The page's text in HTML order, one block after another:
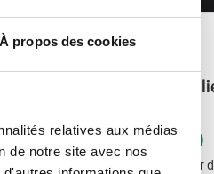
À propos des cookies
relatives aux médias
de notre site avec nos
Agenda
22,69
Marquage à partir